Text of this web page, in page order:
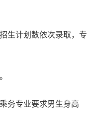
生计划数依次录取，专
务专业要求男生身高